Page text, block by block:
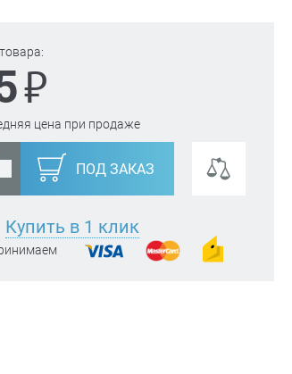
₽
цена при продаже
ПОД ЗАКАЗ
Купить в 1 клик